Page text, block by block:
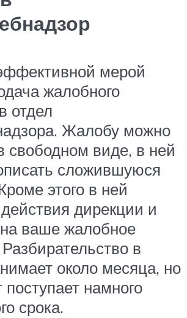
мерой
жалобного
отдел
Жалобу можно
свободном виде, в ней
сложившуюся
этого в ней
дирекции и
ваше жалобное
в
около месяца, но
поступает намного
срока.